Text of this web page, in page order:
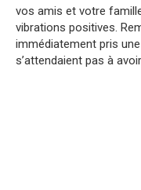
vos amis et votre
vibrations positives.
immédiatement pris
s’attendaient pas à